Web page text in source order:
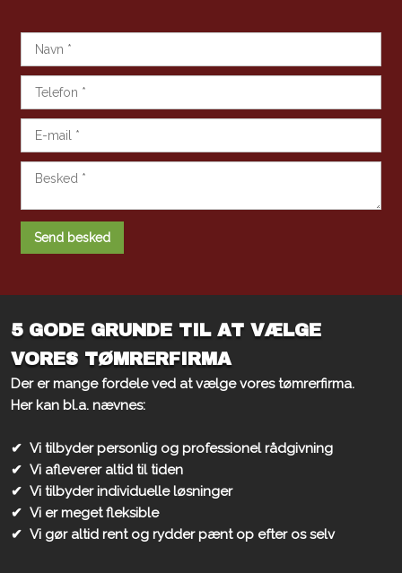
5 GODE GRUNDE TIL AT VÆLGE
VORES TØMRERFIRMA
Der er mange fordele ved at vælge vores tømrerfirma.
​Her kan bl.a. nævnes:
✔ ​Vi tilbyder personlig og professionel rådgivning
✔ ​Vi afleverer altid til tiden
✔ Vi tilbyder individuelle løsninger
✔ Vi er meget fleksible
✔ Vi gør altid rent og rydder pænt op efter os selv